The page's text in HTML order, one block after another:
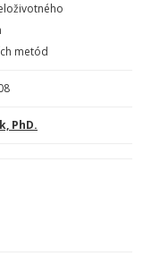
metód
PhD.